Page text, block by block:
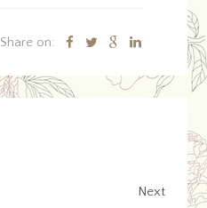
Share on:
Next